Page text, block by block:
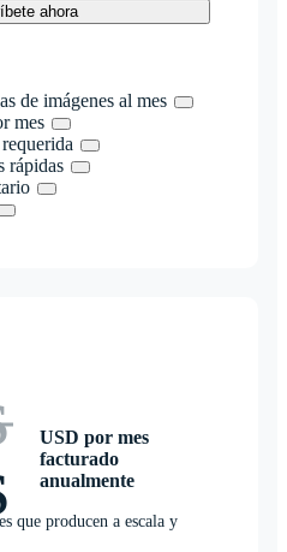
ahora
de imágenes al mes
mes
rápidas
USD por mes
facturado
anualmente
que producen a escala y